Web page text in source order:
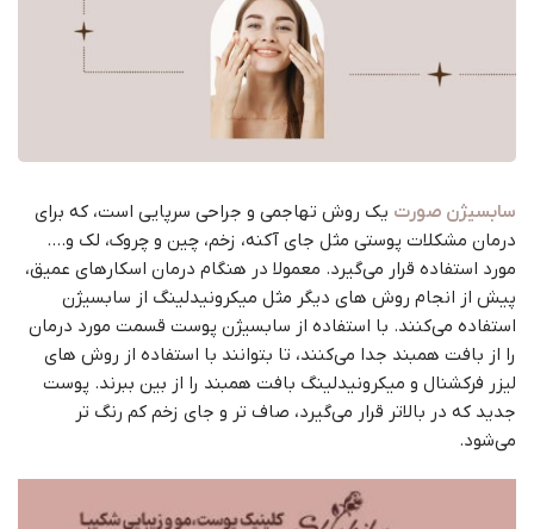
سابسیژن صورت یک روش تهاجمی و جراحی سرپایی است، که برای
درمان مشکلات پوستی مثل جای آکنه، زخم، چین و چروک، لک و….
مورد استفاده قرار می‌گیرد. معمولا در هنگام درمان اسکارهای عمیق،
پیش از انجام روش های دیگر مثل میکرونیدلینگ از سابسیژن
استفاده می‌کنند. با استفاده از سابسیژن پوست قسمت مورد درمان
را از بافت همبند جدا می‌کنند، تا بتوانند با استفاده از روش های
لیزر فرکشنال و میکرونیدلینگ بافت همبند را از بین ببرند. پوست
جدید که در بالاتر قرار می‌گیرد، صاف تر و جای زخم کم رنگ تر
می‌شود.